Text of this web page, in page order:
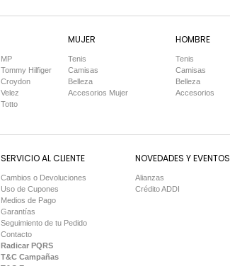
MP
Tommy Hilfiger
Croydon
Velez
Totto
MUJER
Tenis
Camisas
Belleza
Accesorios Mujer
HOMBRE
Tenis
Camisas
Belleza
Accesorios
SERVICIO AL CLIENTE
Cambios o Devoluciones
Uso de Cupones
Medios de Pago
Garantías
Seguimiento de tu Pedido
Contacto
Radicar PQRS
T&C Campañas
NOVEDADES Y EVENTOS
Alianzas
Crédito ADDI